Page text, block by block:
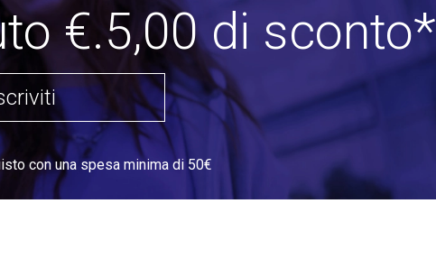
€.5,00 di sconto*
con una spesa minima di 50€